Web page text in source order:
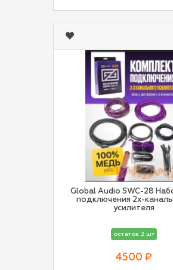
Global Audio SWC-28 Набор для
подключения 2х-
усилителя
остаток 2 шт
4500 ₽